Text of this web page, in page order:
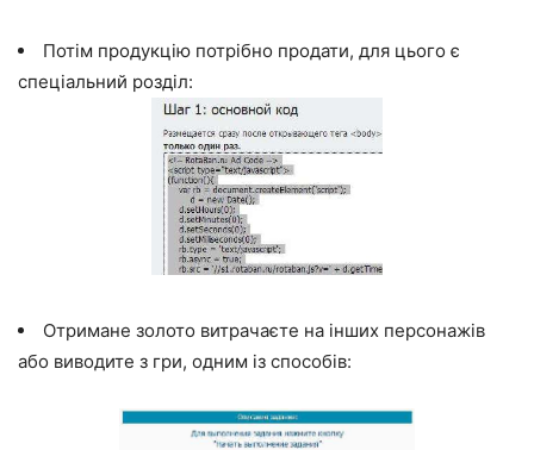
Потім продукцію потрібно продати, для цього є
спеціальний розділ:
Отримане золото витрачаєте на інших персонажів
або виводите з гри, одним із способів: